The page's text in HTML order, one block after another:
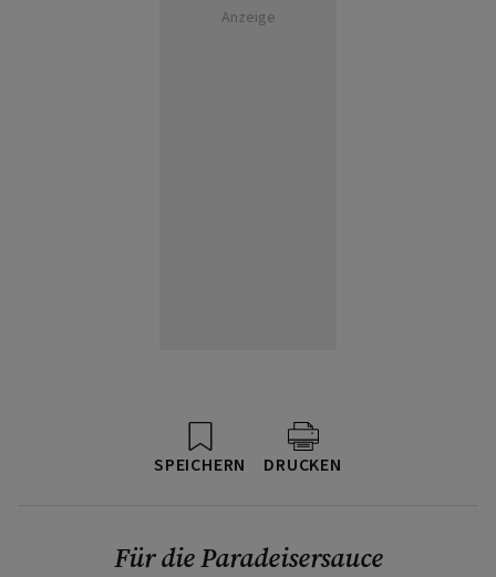
Anzeige
SPEICHERN DRUCKEN
Für die Paradeisersauce